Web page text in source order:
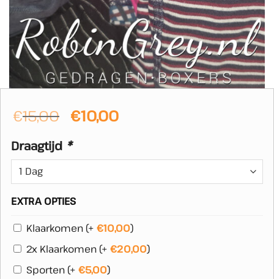
€15,00 Oorspronkelijke
prijs
€15,00.
€10,00Huidige
Draagtijd *
EXTRA OPTIES
Klaarkomen (+ €10,00)
2x Klaarkomen (+ €20,00)
Sporten (+ €5,00)